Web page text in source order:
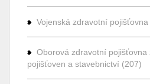
Vojenská zdravotní
Oborová zdravotní pojišťovna
pojišťoven a stavebnictví (207)